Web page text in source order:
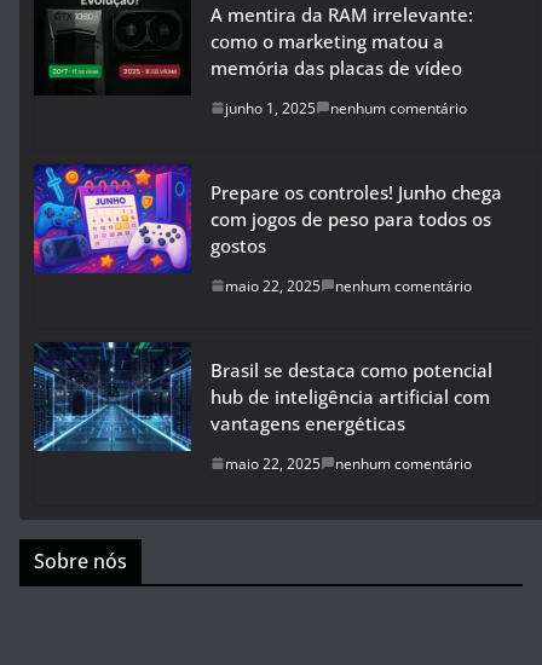
A mentira da RAM irrelevante:
como o marketing matou a
memória das placas de vídeo
junho 1, 2025 nenhum comentário
Prepare os controles! Junho chega
com jogos de peso para todos os
gostos
maio 22, 2025 nenhum comentário
Brasil se destaca como potencial
hub de inteligência artificial com
vantagens energéticas
maio 22, 2025 nenhum comentário
Sobre nós